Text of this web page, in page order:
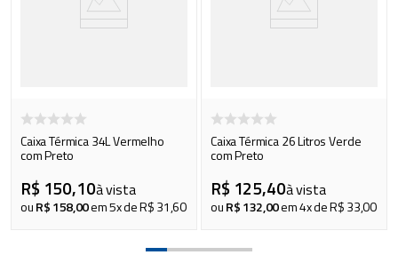
Caixa Térmica 34L Vermelho
com Preto
R$ 150,10à vista
ouR$158,00em5x deR$31,60
Caixa Térmica 26 Litros Verde
com Preto
R$ 125,40à vista
ouR$132,00em4x deR$33,00